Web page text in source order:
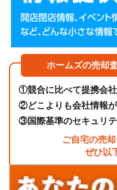
ホームズの売却
①競合に比べて提携会
②どこよりも会社情報
③国際基準のセキュリ
ご自宅の売
ぜひ以